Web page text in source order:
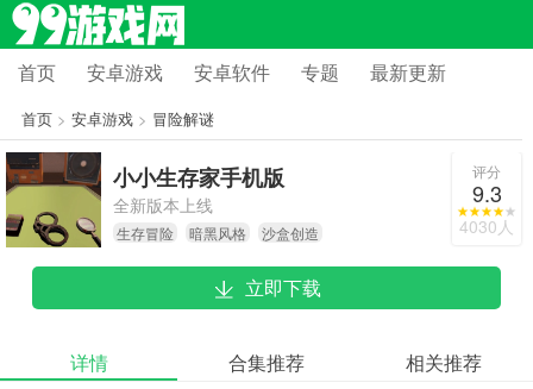
首页 安卓游戏 安卓软件 专题 最新更新
首页> 安卓游戏> 冒险解谜
小小生存家手机版
全新版本上线
生存冒险 暗黑风格 沙盒创造
评分
9.3
4030人
立即下载
详情 合集推荐
相关推荐